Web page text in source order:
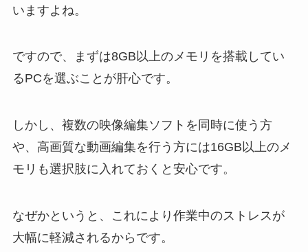
いますよね。
ですので、まずは8GB以上のメモリを搭載してい
るPCを選ぶことが肝心です。
しかし、複数の映像編集ソフトを同時に使う方
や、高画質な動画編集を行う方には16GB以上のメ
モリも選択肢に入れておくと安心です。
なぜかというと、これにより作業中のストレスが
大幅に軽減されるからです。